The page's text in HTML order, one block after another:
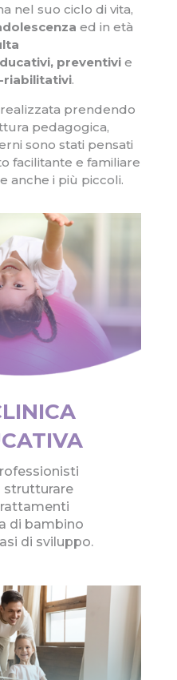
nel suo ciclo di vita,
ed in età
preventivi e
riabilitativi.
prendendo
pedagogica,
sono stati pensati
facilitante e familiare
anche i più piccoli.
strutturare
di bambino
di sviluppo.